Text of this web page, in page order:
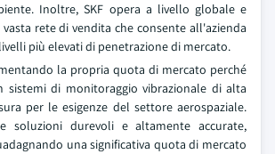
Inoltre, SKF opera a livello globale e
rete di vendita che consente all'azienda
più elevati di penetrazione di mercato.
la propria quota di mercato perché
sistemi di monitoraggio vibrazionale di alta
per le esigenze del settore aerospaziale.
soluzioni durevoli e altamente accurate,
una significativa quota di mercato